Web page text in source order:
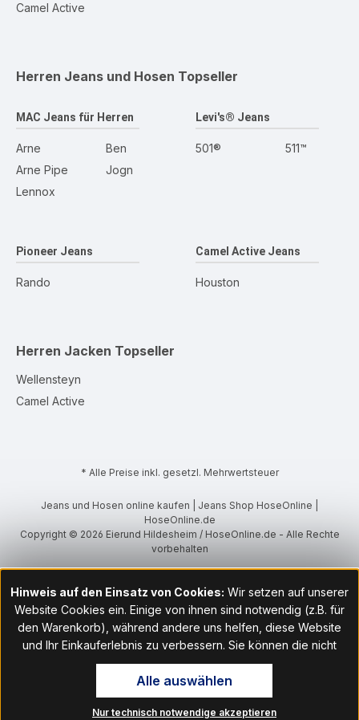
Camel Active
Herren Jeans und Hosen Topseller
MAC Jeans für Herren
Arne
Arne Pipe
Lennox
Ben
Jogn
Levi's® Jeans
501® 511™
Pioneer Jeans
Rando
Camel Active Jeans
Houston
Herren Jacken Topseller
Wellensteyn
Camel Active
* Alle Preise inkl. gesetzl. Mehrwertsteuer
Jeans und Hosen online kaufen | Jeans Shop HoseOnline |
HoseOnline.de
Copyright © 2026 Eierund Hildesheim / HoseOnline.de - Alle Rechte
vorbehalten
Hinweis auf den Einsatz von Cookies: Wir setzen auf unserer
Website Cookies ein. Einige von ihnen sind notwendig (z.B. für
den Warenkorb), während andere uns helfen, diese Website
und Ihr Einkauferlebnis zu verbessern. Sie können die nicht
notwendigen Cookies mit Klick auf „OK“ akzeptieren oder per
Klick auf "Nur technisch notwendige akzeptieren" ablehnen. Den
Zugang zu den Cookie-Einstellungen finden Sie im Fußbereich
unserer Website im Menüpunkt „Informationen“. Dort können Sie
Nur technisch notwendige akzeptieren
Alle auswählen